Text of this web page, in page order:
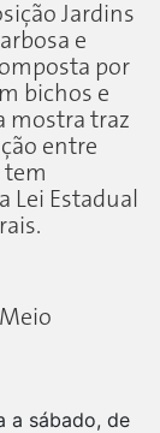
Jardins
e
por
bichos e
mostra traz
entre
tem
Estadual
a sábado, de